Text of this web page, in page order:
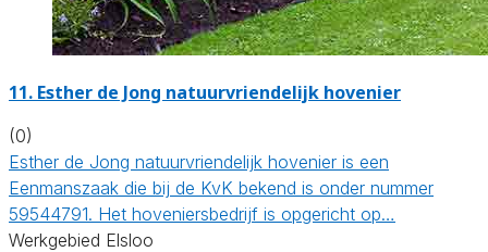
11. Esther de Jong natuurvriendelijk hovenier
(0)
Esther de Jong natuurvriendelijk hovenier is een
Eenmanszaak die bij de KvK bekend is onder nummer
59544791. Het hoveniersbedrijf is opgericht op…
Werkgebied Elsloo